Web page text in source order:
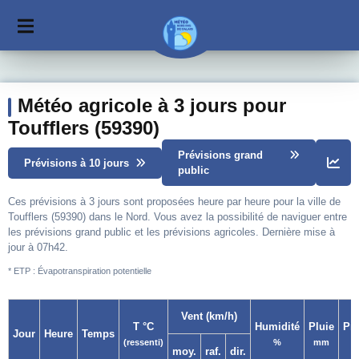
Météo agricole à 3 jours pour
Toufflers (59390)
Prévisions à 10 jours
Prévisions grand
public
Ces prévisions à 3 jours sont proposées heure par heure pour la ville de
Toufflers (59390) dans le Nord. Vous avez la possibilité de naviguer entre
les prévisions grand public et les prévisions agricoles. Dernière mise à
jour à 07h42.
* ETP : Évapotranspiration potentielle
Jour Heure Temps
T °C
(ressenti)
Vent (km/h)
Humidité
%
Pluie
mm
moy. raf. dir.